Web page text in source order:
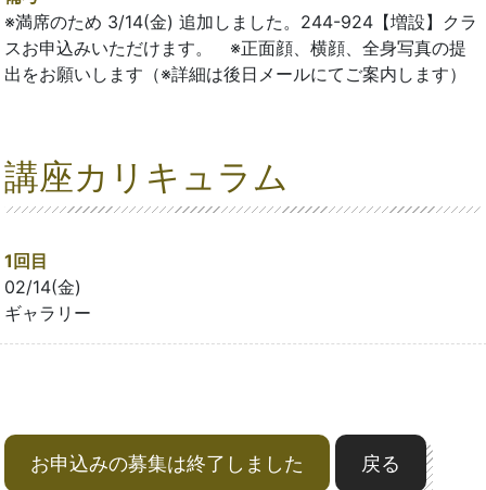
※満席のため 3/14(金) 追加しました。244-924【増設】クラ
スお申込みいただけます。 ※正面顔、横顔、全身写真の提
出をお願いします（※詳細は後日メールにてご案内します）
講座カリキュラム
1回目
02/14(金)
ギャラリー
お申込みの募集は終了しました 戻る